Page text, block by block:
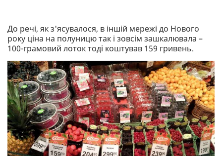
До речі, як з'ясувалося, в іншій мережі до Нового
року ціна на полуницю так і зовсім зашкалювала –
100-грамовий лоток тоді коштував 159 гривень.